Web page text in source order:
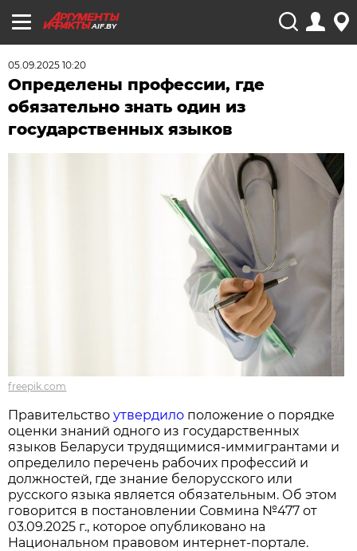
AIF.BY
05.09.2025 10:20
Определены профессии, где
обязательно знать один из
государственных языков
freepik.com
Правительствоутвердило положение о порядке
оценки знаний одного из государственных
языков Беларуси трудящимися-иммигрантами и
определило перечень рабочих профессий и
должностей, где знание белорусского или
русского языка является обязательным. Об этом
говорится в постановлении Совмина №477 от
03.09.2025 г., которое опубликовано на
Национальном правовом интернет-портале.